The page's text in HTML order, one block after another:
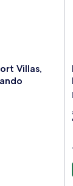
Villas,